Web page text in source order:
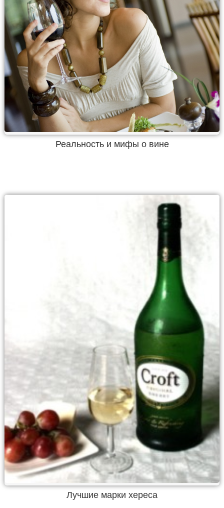
Реальность и мифы о вине
Лучшие марки хереса